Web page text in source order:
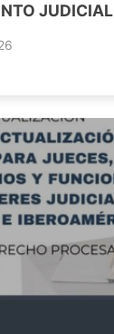
JUDICIAL